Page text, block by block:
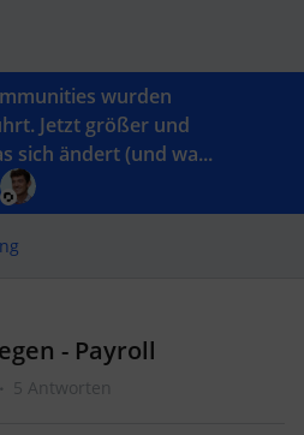
wurden
Jetzt größer und
sich ändert (und wa...
- Payroll
5 Antworten